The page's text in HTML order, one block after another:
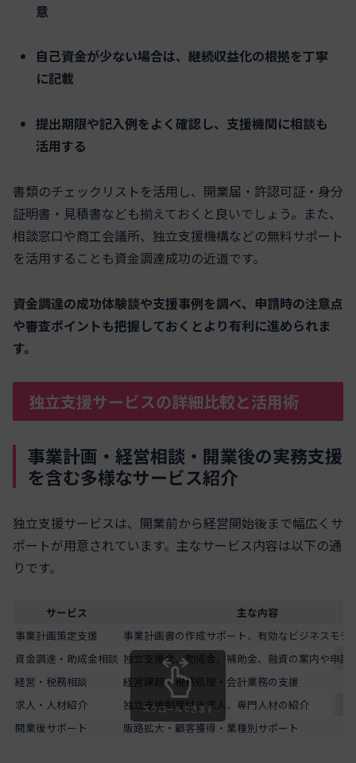
意
自己資金が少ない場合は、継続収益化の根拠を丁寧
に記載
提出期限や記入例をよく確認し、支援機関に相談も
活用する
書類のチェックリストを活用し、開業届・許認可証・身分
証明書・見積書なども揃えておくと良いでしょう。また、
相談窓口や商工会議所、独立支援機構などの無料サポート
を活用することも資金調達成功の近道です。
資金調達の成功体験談や支援事例を調べ、申請時の注意点
や審査ポイントも把握しておくとより有利に進められま
す。
独立支援サービスの詳細比較と活用術
事業計画・経営相談・開業後の実務支援
を含む多様なサービス紹介
独立支援サービスは、開業前から経営開始後まで幅広くサ
ポートが用意されています。主なサービス内容は以下の通
りです。
サービス
主な内容
事業計画策定支援
事業計画書の作成サポート、有効なビジネスモデ
資金調達・助成金相談 独立支援金、助成金、補助金、融資の案内や申請
経営・税務相談
経営課題・税務処理・会計業務の支援
求人・人材紹介
独立支援制度付き求人、専門人材の紹介
開業後サポート
販路拡大・顧客獲得・業種別サポート
スクロールできます